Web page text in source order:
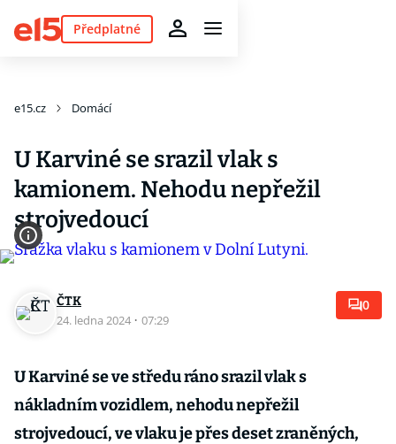
Předplatné
e15.cz Domácí
U Karviné se srazil vlak s
kamionem. Nehodu nepřežil
strojvedoucí
ČTK
24. ledna 2024 · 07:29
0
U Karviné se ve středu ráno srazil vlak s
nákladním vozidlem, nehodu nepřežil
strojvedoucí, ve vlaku je přes deset zraněných,